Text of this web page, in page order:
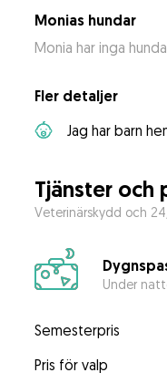
Monias hundar
Monia har inga
Fler detaljer
Jag har barn
Tjänster och
Veterinärskydd och
Under
Semesterpris
Pris för valp